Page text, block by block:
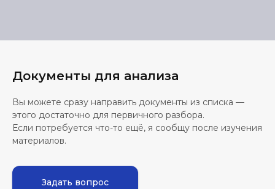
Документы для анализа
Вы можете сразу направить документы из списка —
этого достаточно для первичного разбора.
Если потребуется что-то ещё, я сообщу после изучения
материалов.
Задать вопрос